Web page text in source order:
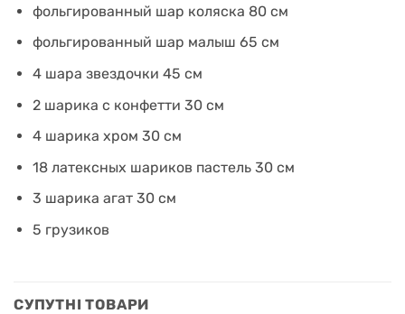
фольгированный шар коляска 80 см
фольгированный шар малыш 65 см
4 шара звездочки 45 см
2 шарика с конфетти 30 см
4 шарика хром 30 см
18 латексных шариков пастель 30 см
3 шарика агат 30 см
5 грузиков
СУПУТНІ ТОВАРИ